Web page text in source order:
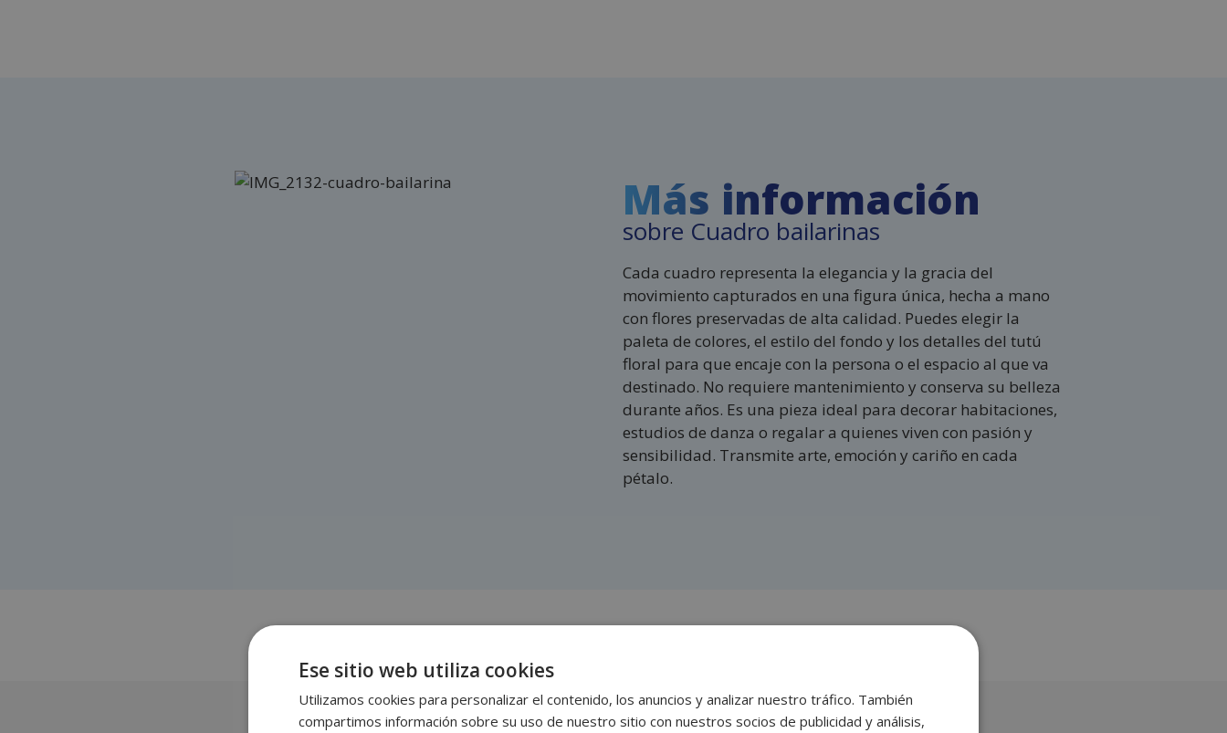
Más información
sobre Cuadro bailarinas
Cada cuadro representa la elegancia y la gracia del
movimiento capturados en una figura única, hecha a mano
con flores preservadas de alta calidad. Puedes elegir la
paleta de colores, el estilo del fondo y los detalles del tutú
floral para que encaje con la persona o el espacio al que va
destinado. No requiere mantenimiento y conserva su belleza
durante años. Es una pieza ideal para decorar habitaciones,
estudios de danza o regalar a quienes viven con pasión y
sensibilidad. Transmite arte, emoción y cariño en cada
pétalo.
Ese sitio web utiliza cookies
Utilizamos cookies para personalizar el contenido, los anuncios y analizar nuestro tráfico. También
compartimos información sobre su uso de nuestro sitio con nuestros socios de publicidad y análisis,